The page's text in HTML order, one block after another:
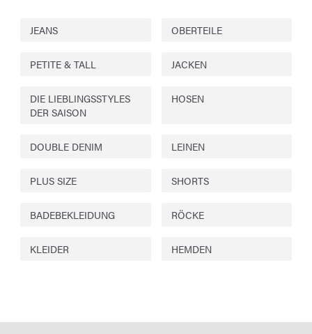
JEANS OBERTEILE
PETITE & TALL JACKEN
DIE LIEBLINGSSTYLES
DER SAISON
HOSEN
DOUBLE DENIM LEINEN
PLUS SIZE SHORTS
BADEBEKLEIDUNG RÖCKE
KLEIDER HEMDEN